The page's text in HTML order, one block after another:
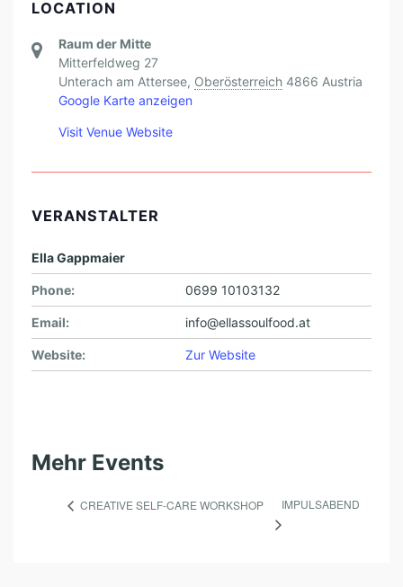
LOCATION
Raum der Mitte
Mitterfeldweg 27
Unterach am Attersee, Oberösterreich 4866 Austria
Google Karte anzeigen
Visit Venue Website
VERANSTALTER
Ella Gappmaier
Phone: 0699 10103132
Email: info@ellassoulfood.at
Website: Zur Website
Mehr Events
CREATIVE SELF-CARE WORKSHOP IMPULSABEND